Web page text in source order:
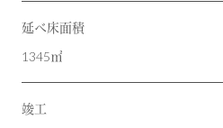
延べ床面積
1345㎡
竣工